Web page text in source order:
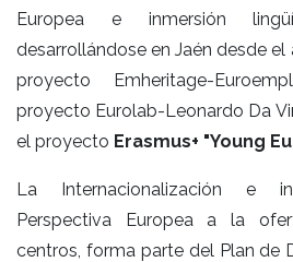
Europea e inmersión
desarrollándose en Jaén desde
proyecto Emheritage-
proyecto Eurolab-Leonardo Da
el proyecto Erasmus+ "Young
La Internacionalización e
Perspectiva Europea a la
centros, forma parte del Plan de